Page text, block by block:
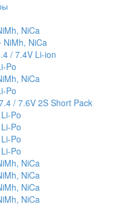
NiCa
NiMh, NiCa
/ 7.4V Li-ion
Po
NiCa
Po
/ 7.6V 2S Short Pack
Po
Po
Po
Po
NiCa
NiCa
NiCa
NiCa